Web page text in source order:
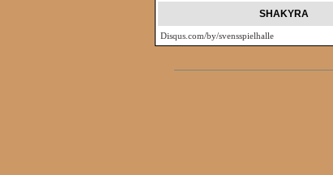
SHAKYRA
Disqus.com/by/svensspielhalle